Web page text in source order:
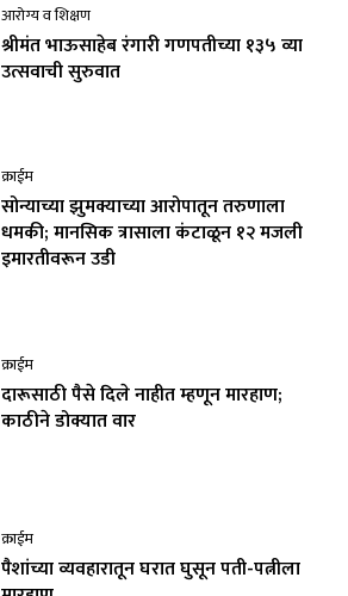
आरोग्य व शिक्षण
श्रीमंत भाऊसाहेब रंगारी गणपतीच्या १३५ व्या
उत्सवाची सुरुवात
क्राईम
सोन्याच्या झुमक्याच्या आरोपातून तरुणाला
धमकी; मानसिक त्रासाला कंटाळून १२ मजली
इमारतीवरून उडी
क्राईम
दारूसाठी पैसे दिले नाहीत म्हणून मारहाण;
काठीने डोक्यात वार
क्राईम
पैशांच्या व्यवहारातून घरात घुसून पती-पत्नीला